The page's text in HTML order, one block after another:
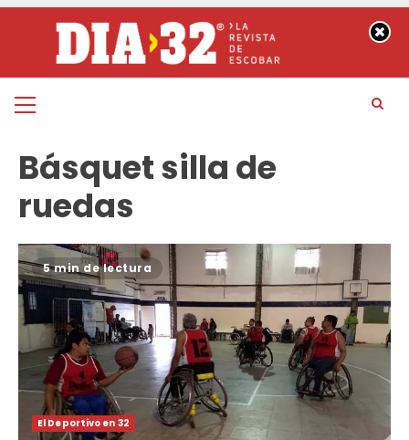
contenido
Menú
Básquet silla de
ruedas
5 min de lectura
El Deportivo en 32